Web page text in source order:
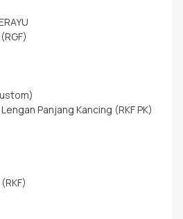
Panjang Kancing (RKF PK)